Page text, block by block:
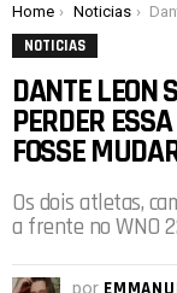
Você está aqui:
Home Noticias Dante Leon
NOTICIAS
DANTE LEON
PERDER
FOSSE
Os dois atletas,
a frente no WNO
por